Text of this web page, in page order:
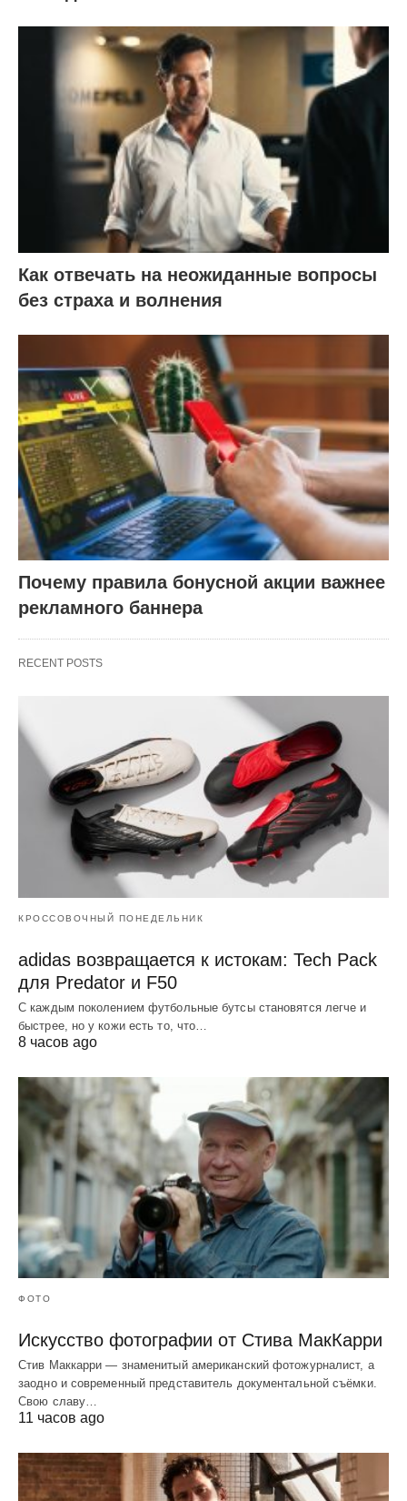
Как отвечать на неожиданные вопросы
без страха и волнения
Почему правила бонусной акции важнее
рекламного баннера
RECENT POSTS
КРОССОВОЧНЫЙ ПОНЕДЕЛЬНИК
adidas возвращается к истокам: Tech Pack
для Predator и F50
С каждым поколением футбольные бутсы становятся легче и
быстрее, но у кожи есть то, что…
8 часов ago
ФОТО
Искусство фотографии от Стива МакКарри
Стив Маккарри — знаменитый американский фотожурналист, а
заодно и современный представитель документальной съёмки.
Свою славу…
11 часов ago